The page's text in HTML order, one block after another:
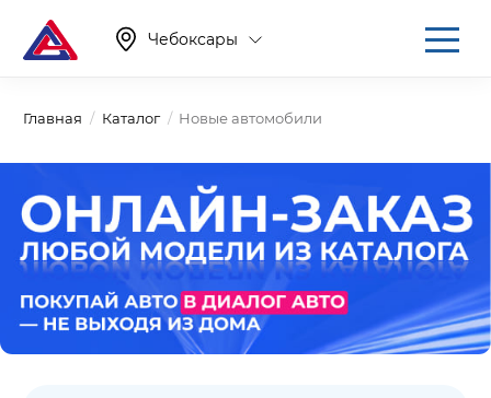
Чебоксары
Главная Каталог Новые автомобили